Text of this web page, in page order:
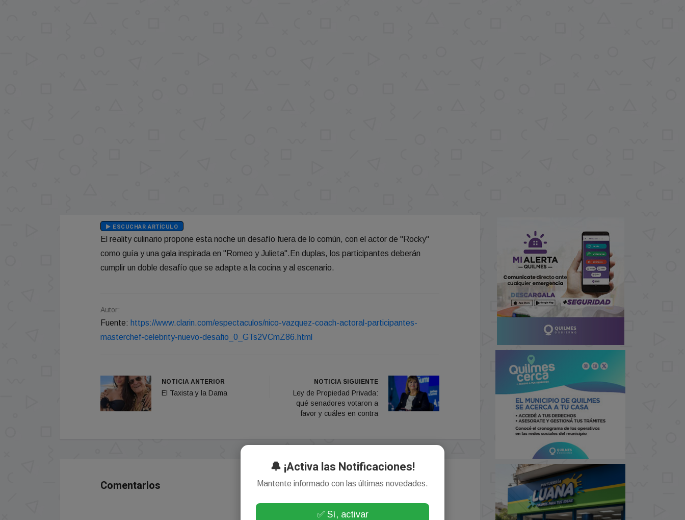
ESCUCHAR ARTÍCULO
El reality culinario propone esta noche un desafío fuera de lo común, con el actor de "Rocky"
como guía y una gala inspirada en "Romeo y Julieta".En duplas, los participantes deberán
cumplir un doble desafío que se adapte a la cocina y al escenario.
Autor:
Fuente: https://www.clarin.com/espectaculos/nico-vazquez-coach-actoral-participantes-
masterchef-celebrity-nuevo-desafio_0_GTs2VCmZ86.html
NOTICIA ANTERIOR
El Taxista y la Dama
NOTICIA SIGUIENTE
Ley de Propiedad Privada:
qué senadores votaron a
favor y cuáles en contra
Comentarios
🔔 ¡Activa las Notificaciones!
Mantente informado con las últimas novedades.
✅ Sí, activar